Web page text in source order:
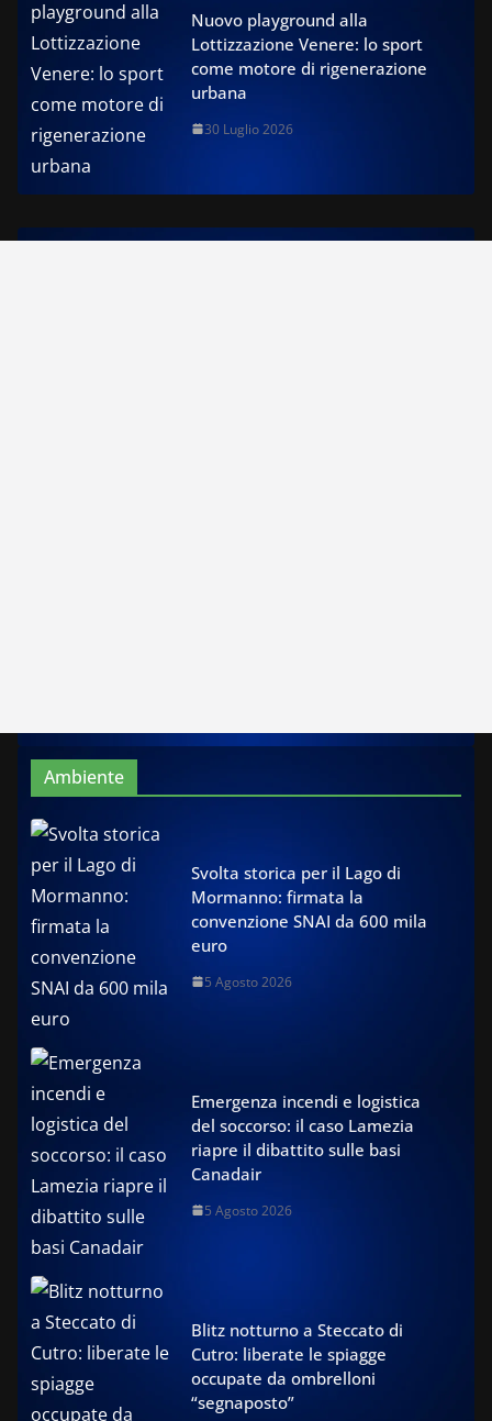
Nuovo playground alla
Lottizzazione Venere: lo sport
come motore di rigenerazione
urbana
30 Luglio 2026
Ambiente
Svolta storica per il Lago di
Mormanno: firmata la
convenzione SNAI da 600 mila
euro
5 Agosto 2026
Emergenza incendi e logistica
del soccorso: il caso Lamezia
riapre il dibattito sulle basi
Canadair
5 Agosto 2026
Blitz notturno a Steccato di
Cutro: liberate le spiagge
occupate da ombrelloni
“segnaposto”